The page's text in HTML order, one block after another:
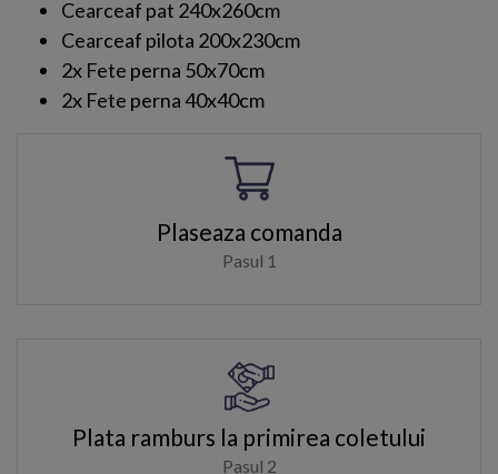
Cearceaf pat 240x260cm
Cearceaf pilota 200x230cm
2x Fete perna 50x70cm
2x Fete perna 40x40cm
Plaseaza comanda
Pasul 1
Plata ramburs la primirea coletului
Pasul 2